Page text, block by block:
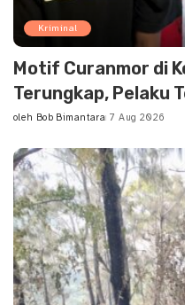
Kriminal
Motif Curanmor di
Terungkap, Pelaku
Posted
oleh Bob Bimantara 7 Aug 2026